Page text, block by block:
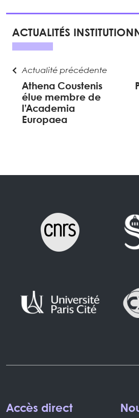
ACTUALITÉS
Actualité précédente
Athena Coustenis
élue membre de
l’Academia
Europaea
Accès direct